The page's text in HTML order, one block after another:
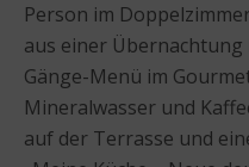
Person im
aus einer
Gänge-Menü im
Mineralwasser und
auf der Terrasse und